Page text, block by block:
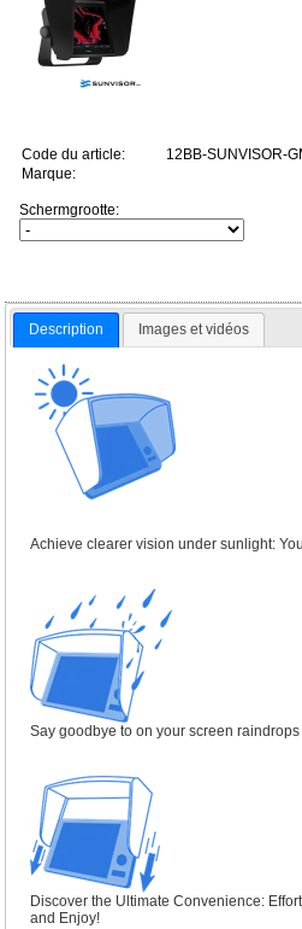
Code du article:
12BB-SUNVISOR-
Marque:
Schermgrootte:
Description Images et vidéos
Achieve clearer vision under sunlight:
Say goodbye to on your screen raindrops
Discover the Ultimate Convenience:
and Enjoy!